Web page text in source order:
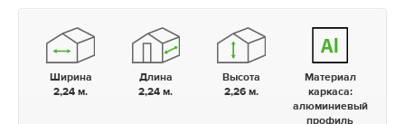
Ширина
2,24 м.
Длина
2,24 м.
Высота
2,26 м.
Материал
каркаса:
алюминиевый
профиль